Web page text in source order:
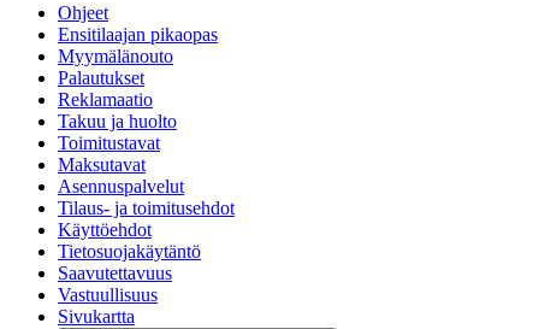
Ohjeet
Ensitilaajan pikaopas
Myymälänouto
Palautukset
Reklamaatio
Takuu ja huolto
Toimitustavat
Maksutavat
Asennuspalvelut
Tilaus- ja toimitusehdot
Käyttöehdot
Tietosuojakäytäntö
Saavutettavuus
Vastuullisuus
Sivukartta